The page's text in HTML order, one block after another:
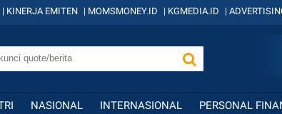
| KINERJA EMITEN | MOMSMONEY.ID | KGMEDIA.ID |
NASIONAL INTERNASIONAL PERSONAL